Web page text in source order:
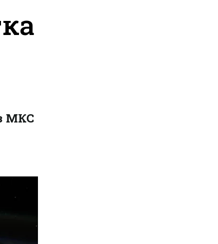
МКС